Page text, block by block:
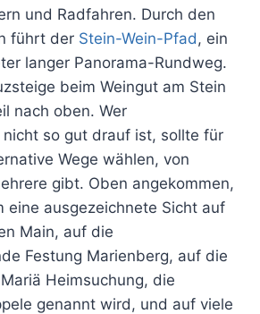
und Radfahren. Durch den
führt der Stein-Wein-Pfad , ein
langer Panorama-Rundweg.
beim Weingut am Stein
nach oben. Wer
so gut drauf ist, sollte für
Wege wählen, von
gibt. Oben angekommen,
eine ausgezeichnete Sicht auf
Main, auf die
Festung Marienberg, auf die
Heimsuchung, die
genannt wird, und auf viele